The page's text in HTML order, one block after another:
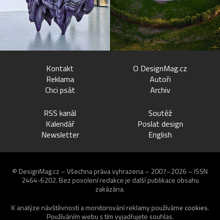
Kontakt
Reklama
Chci psát
O DesignMag.cz
Autoři
Archiv
RSS kanál
Kalendář
Newsletter
Soutěž
Poslat design
English
© DesignMag.cz – Všechna práva vyhrazena – 2007–2026 – ISSN
2464-6202. Bez povolení redakce je další publikace obsahu
zakázána.
K analýze návštěvnosti a monitorování reklamy používáme cookies.
Používáním webu s tím vyjadřujete souhlas.